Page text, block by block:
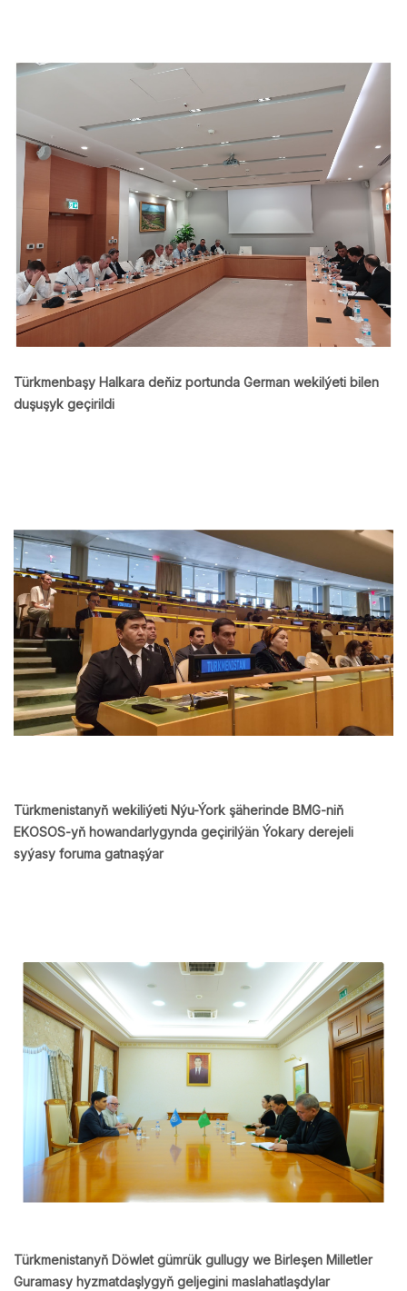
Türkmenbaşy Halkara deňiz portunda German wekilýeti bilen
duşuşyk geçirildi
Türkmenistanyň wekiliýeti Nýu-Ýork şäherinde BMG-niň
EKOSOS-yň howandarlygynda geçirilýän Ýokary derejeli
syýasy foruma gatnaşýar
Türkmenistanyň Döwlet gümrük gullugy we Birleşen Milletler
Guramasy hyzmatdaşlygyň geljegini maslahatlaşdylar